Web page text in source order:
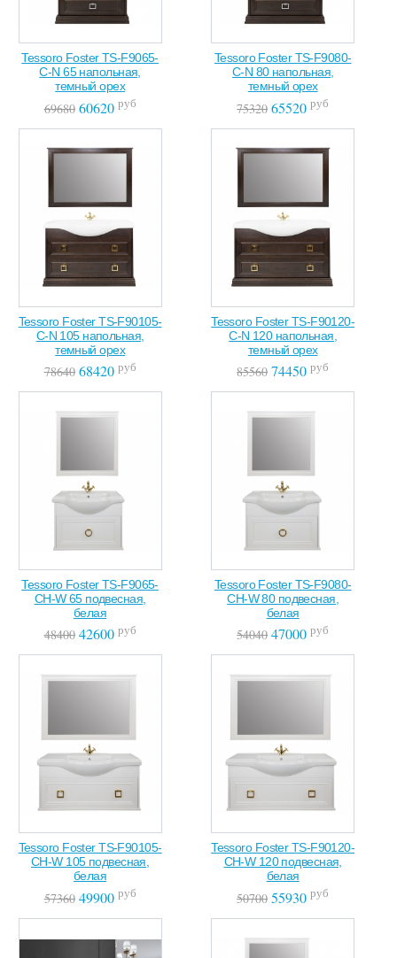
Tessoro Foster TS-F9065-
C-N 65 напольная,
темный орех
6968060620 руб
Tessoro Foster TS-F9080-
C-N 80 напольная,
темный орех
75320 65520 руб
Tessoro Foster TS-F90105-
C-N 105 напольная,
темный орех
7864068420 руб
Tessoro Foster TS-F90120-
C-N 120 напольная,
темный орех
85560 74450 руб
Tessoro Foster TS-F9065-
CH-W 65 подвесная,
белая
4840042600 руб
Tessoro Foster TS-F9080-
CH-W 80 подвесная,
белая
54040 47000 руб
Tessoro Foster TS-F90105-
CH-W 105 подвесная,
белая
5736049900 руб
Tessoro Foster TS-F90120-
CH-W 120 подвесная,
белая
50700 55930 руб